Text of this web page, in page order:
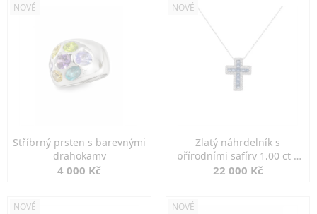
NOVÉ
Stříbrný prsten s barevnými
drahokamy
4 000 Kč
NOVÉ
Zlatý náhrdelník s
přírodními safíry 1,00 ct a
diamanty
22 000 Kč
NOVÉ NOVÉ